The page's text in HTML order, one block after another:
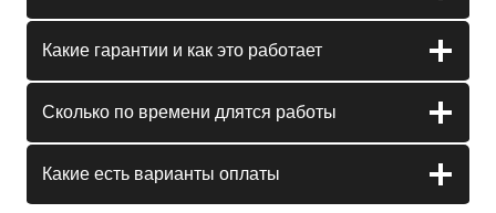
Какие гарантии и как это работает
Сколько по времени длятся работы
Какие есть варианты оплаты